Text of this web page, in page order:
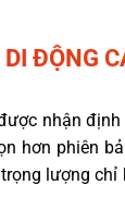
ĐỘNG
nhận
hơn phiên
lượng chỉ